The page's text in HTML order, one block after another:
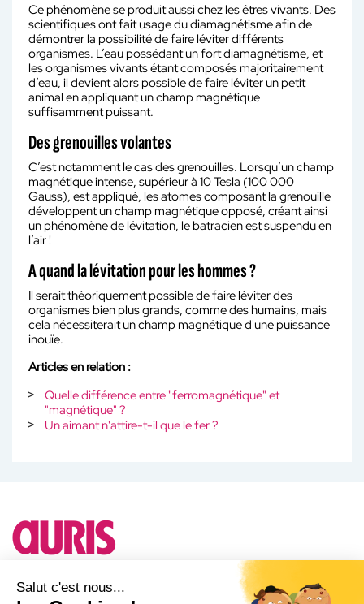
Ce phénomène se produit aussi chez les êtres vivants. Des
scientifiques ont fait usage du diamagnétisme afin de
démontrer la possibilité de faire léviter différents
organismes. L’eau possédant un fort diamagnétisme, et
les organismes vivants étant composés majoritairement
d’eau, il devient alors possible de faire léviter un petit
animal en appliquant un champ magnétique
suffisamment puissant.
Des grenouilles volantes
C’est notamment le cas des grenouilles. Lorsqu’un champ
magnétique intense, supérieur à 10 Tesla (100 000
Gauss), est appliqué, les atomes composant la grenouille
développent un champ magnétique opposé, créant ainsi
un phénomène de lévitation, le batracien est suspendu en
l’air !
A quand la lévitation pour les hommes ?
Il serait théoriquement possible de faire léviter des
organismes bien plus grands, comme des humains, mais
cela nécessiterait un champ magnétique d'une puissance
inouïe.
Articles en relation :
Quelle différence entre "ferromagnétique" et
"magnétique" ?
Un aimant n'attire-t-il que le fer ?
Salut c'est nous...